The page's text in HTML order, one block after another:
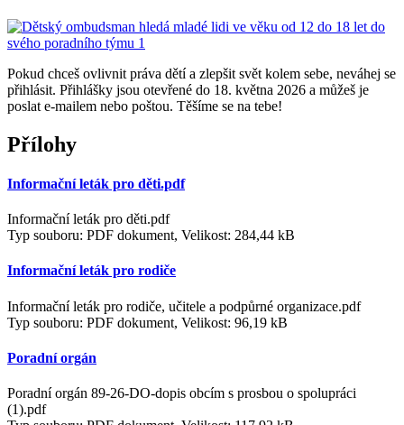
Pokud chceš ovlivnit práva dětí a zlepšit svět kolem sebe, neváhej se
přihlásit. Přihlášky jsou otevřené do 18. května 2026 a můžeš je
poslat e-mailem nebo poštou. Těšíme se na tebe!
Přílohy
Informační leták pro děti.pdf
Informační leták pro děti.pdf
Typ souboru: PDF dokument, Velikost: 284,44 kB
Informační leták pro rodiče
Informační leták pro rodiče, učitele a podpůrné organizace.pdf
Typ souboru: PDF dokument, Velikost: 96,19 kB
Poradní orgán
Poradní orgán 89-26-DO-dopis obcím s prosbou o spolupráci
(1).pdf